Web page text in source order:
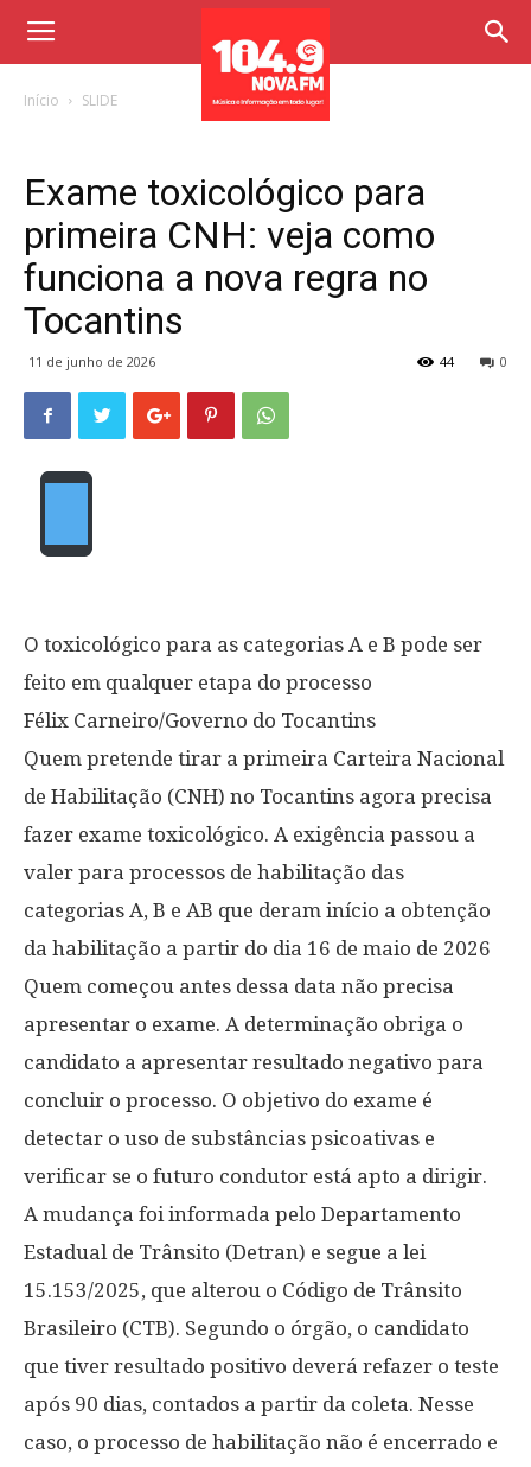
Início SLIDE
Exame toxicológico para
primeira CNH: veja como
funciona a nova regra no
Tocantins
11 de junho de 2026 0
44
O toxicológico para as categorias A e B pode ser
feito em qualquer etapa do processo
Félix Carneiro/Governo do Tocantins
Quem pretende tirar a primeira Carteira Nacional
de Habilitação (CNH) no Tocantins agora precisa
fazer exame toxicológico. A exigência passou a
valer para processos de habilitação das
categorias A, B e AB que deram início a obtenção
da habilitação a partir do dia 16 de maio de 2026
Quem começou antes dessa data não precisa
apresentar o exame. A determinação obriga o
candidato a apresentar resultado negativo para
concluir o processo. O objetivo do exame é
detectar o uso de substâncias psicoativas e
verificar se o futuro condutor está apto a dirigir.
A mudança foi informada pelo Departamento
Estadual de Trânsito (Detran) e segue a lei
15.153/2025, que alterou o Código de Trânsito
Brasileiro (CTB). Segundo o órgão, o candidato
que tiver resultado positivo deverá refazer o teste
após 90 dias, contados a partir da coleta. Nesse
caso, o processo de habilitação não é encerrado e